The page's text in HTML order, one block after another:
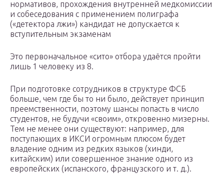
нормативов, прохождения внутренней медкомиссии
и собеседования с применением полиграфа
(«детектора лжи») кандидат не допускается к
вступительным экзаменам
Это первоначальное «сито» отбора удаётся пройти
лишь 1 человеку из 8.
При подготовке сотрудников в структуре ФСБ
больше, чем где бы то ни было, действует принцип
преемственности, поэтому шансы попасть в число
студентов, не будучи «своим», откровенно мизерны.
Тем не менее они существуют: например, для
поступающих в ИКСИ огромным плюсом будет
владение одним из редких языков (хинди,
китайским) или совершенное знание одного из
европейских (испанского, французского и т. д.).